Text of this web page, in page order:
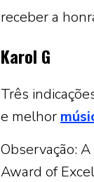
receber a
Karol G
Três
e melhor
Observação:
Award of